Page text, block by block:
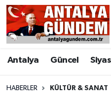
Antalya Güncel
HABERLER KÜLTÜR & SANAT
Antalya
Asayiş
Bilim & Teknoloji
Antalya Nöbetçi
Antalya Hava
Antalya Namaz